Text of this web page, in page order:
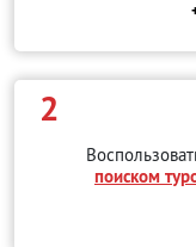
2
поиском